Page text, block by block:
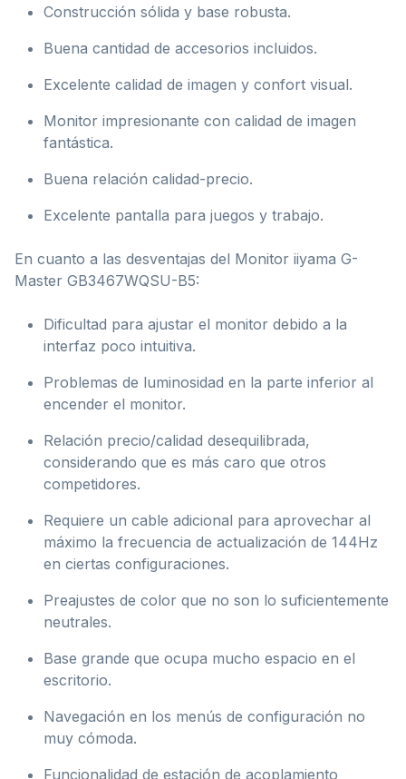
Construcción sólida y base robusta.
Buena cantidad de accesorios incluidos.
Excelente calidad de imagen y confort visual.
Monitor impresionante con calidad de imagen
fantástica.
Buena relación calidad-precio.
Excelente pantalla para juegos y trabajo.
En cuanto a las desventajas del Monitor iiyama G-
Master GB3467WQSU-B5:
Dificultad para ajustar el monitor debido a la
interfaz poco intuitiva.
Problemas de luminosidad en la parte inferior al
encender el monitor.
Relación precio/calidad desequilibrada,
considerando que es más caro que otros
competidores.
Requiere un cable adicional para aprovechar al
máximo la frecuencia de actualización de 144Hz
en ciertas configuraciones.
Preajustes de color que no son lo suficientemente
neutrales.
Base grande que ocupa mucho espacio en el
escritorio.
Navegación en los menús de configuración no
muy cómoda.
Funcionalidad de estación de acoplamiento